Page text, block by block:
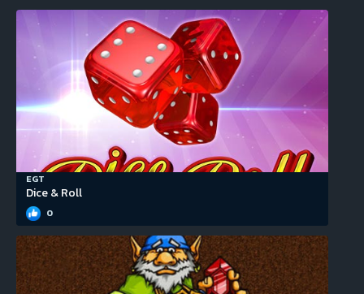
EGT
Dice & Roll
0